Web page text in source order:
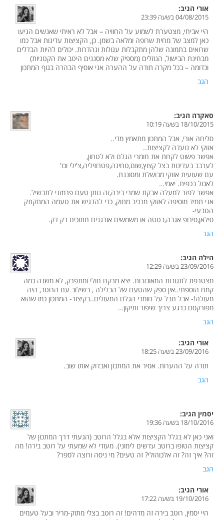
אורי הגיב:
04/08/2015 בשעה 23:39
היי אביחי, מצטערת לשמוע על החוויה – אבל לא ראיתי שאנשים הגיעו
כאן למצב של מחית שרופה ומלאה בשמן. כן, הקציצות עדינות אבל כמו
שרואים בתמונה שלהן מתקבלות עגולות ונהדרות. יכולים להיות הבדלים
מבחינת הבישול, הנוזלים (מספיק שלא מסננים היטב את הקטניות)
וכדומה – בכל מקרה תודה על ההערה אני אוסיף הבהרה בגוף המתכון
הגב
סאקרה הגיב:
18/10/2015 בשעה 10:19
סליחה אורי, אבל המתכון מתאמץ מדי..
אזוקי לא נועדה לקציצות..
אפשר פשוט לקחת את חומרי הגלם ולא לטחון,
לערבב בעדינות בצל קצוץ,שום,טחינה,פטרוזיליה,צ'ילי וכו'
עם שעועית אזוקי מבושלת ומסוננת.
לאכול בכפית. יאמי…
אפשר לפזר למעלה אבקת שמרי בירה,זה נותן טעם פרמזני לתבשיל.
אני תמיד מוסיפה לאזוקי מרכיב מתוק, כדי להדגיש את טעמה המתקתק
הטבעי-
סילאן,סירופ אגבה,בטטה או משמשים אורגנים חתוכים דק דק.
הגב
הילה הגיב:
23/09/2016 בשעה 12:29
מצטרפת לתגובות המאוכזבות. יצא מרקם חולי ומתפרק, לא משנה כמה
קמח הוספתי..אין ספק שהטעם של הבלילה , בשילוב עם הרוטב, היה
מעולה!- אבל חבל על חומרי הגלם המעולים..בקיצור- המתכון כמו שהוא
מפורקסם כרגע צריך שיפור ותיקון…
הגב
אורי הגיב:
23/09/2016 בשעה 18:25
תודה על ההערות. אסיר את המתכון ואבדוק אותו שוב.
הגב
יסמין הגיב:
18/10/2016 בשעה 19:36
ואני כאן לא בגלל הקציצות אלא בגלל הרוטב (הגעתי דרך המתכון של
קציצות הטופו ברוטב עדשים לימוני). מעודי לא שמעתי על רוטב בירה! מה
זה? איך זה? זה אלכוהולי? זה טעים? מי ניסה ורוצה לספר?
הגב
אורי הגיב:
19/10/2016 בשעה 17:22
היי יסמין, רוטב בירה זה מדהים! זה רוטב בצלי מתוק-מריר ובעל טעמים